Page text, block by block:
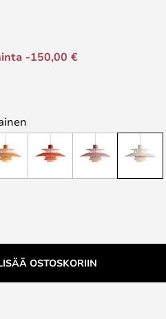
-150,00 €
OSTOSKORIIN